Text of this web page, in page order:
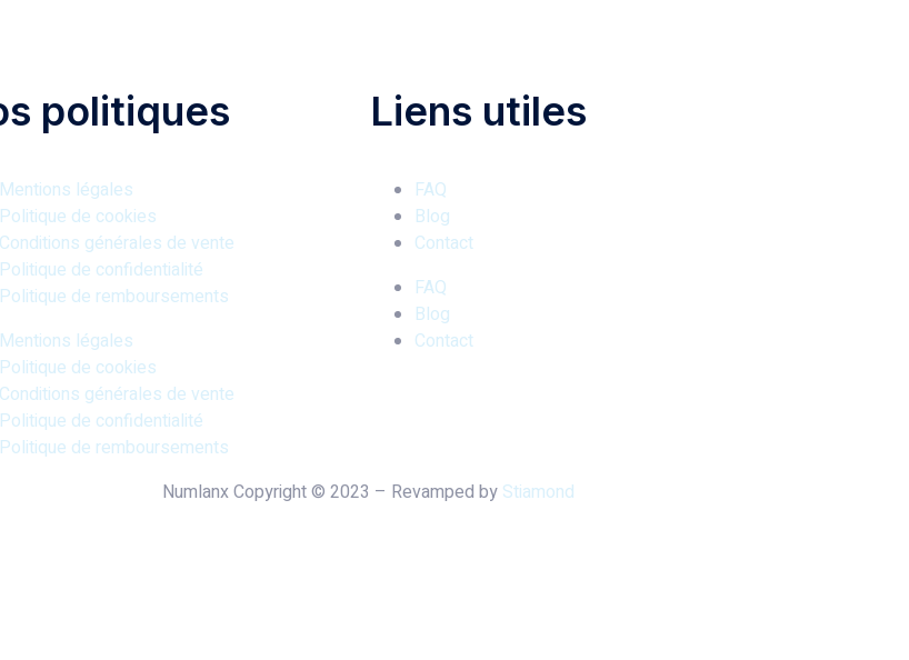
politiques
Mentions légales
Politique de cookies
Conditions générales de vente
Politique de confidentialité
Politique de remboursements
Mentions légales
Politique de cookies
Conditions générales de vente
Politique de confidentialité
Politique de remboursements
Liens utiles
FAQ
Blog
Contact
FAQ
Blog
Contact
Numlanx Copyright © 2023 – Revamped by Stiamond